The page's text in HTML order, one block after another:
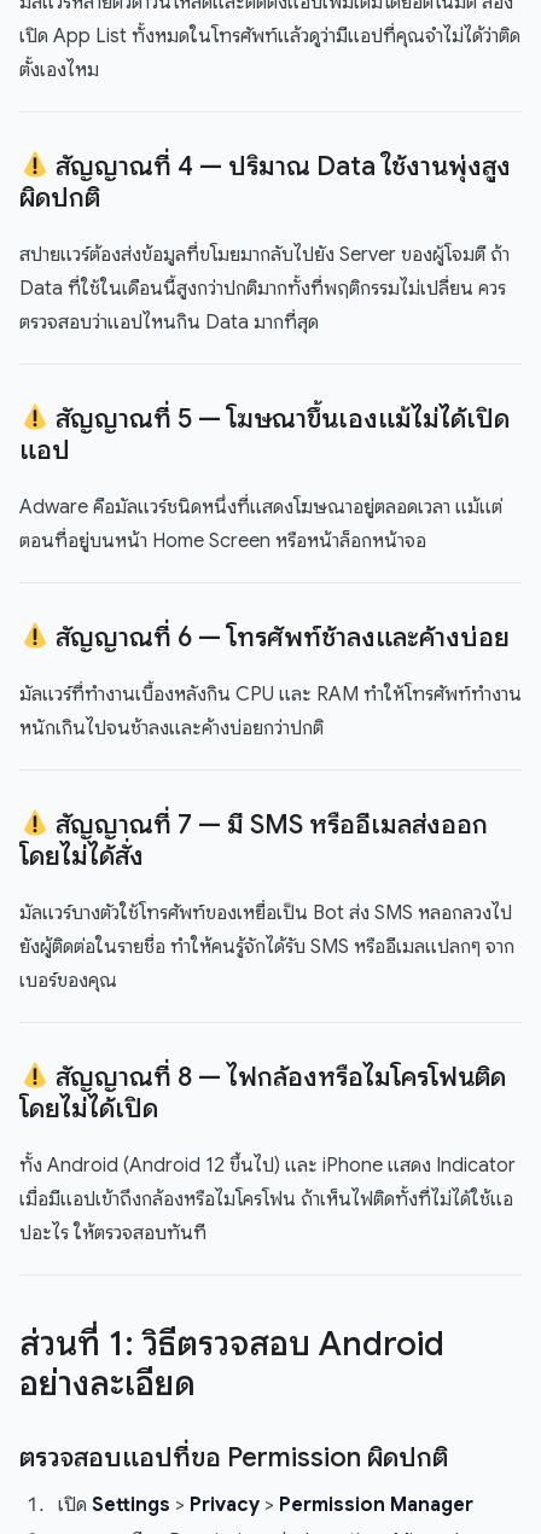
เปิด App List ทั้งหมดในโทรศัพท์แล้วดูว่ามีแอปที่คุณจำไม่ได้ว่าติด
ตั้งเองไหม
สัญญาณที่ 4 — ปริมาณ Data ใช้งานพุ่งสูง
ผิดปกติ
สปายแวร์ต้องส่งข้อมูลที่ขโมยมากลับไปยัง Server ของผู้โจมตี ถ้า
Data ที่ใช้ในเดือนนี้สูงกว่าปกติมากทั้งที่พฤติกรรมไม่เปลี่ยน ควร
ตรวจสอบว่าแอปไหนกิน Data มากที่สุด
สัญญาณที่ 5 — โฆษณาขึ้นเองแม้ไม่ได้เปิด
แอป
Adware คือมัลแวร์ชนิดหนึ่งที่แสดงโฆษณาอยู่ตลอดเวลา แม้แต่
ตอนที่อยู่บนหน้า Home Screen หรือหน้าล็อกหน้าจอ
สัญญาณที่ 6 — โทรศัพท์ช้าลงและค้างบ่อย
มัลแวร์ที่ทำงานเบื้องหลังกิน CPU และ RAM ทำให้โทรศัพท์ทำงาน
หนักเกินไปจนช้าลงและค้างบ่อยกว่าปกติ
สัญญาณที่ 7 — มี SMS หรืออีเมลส่งออก
โดยไม่ได้สั่ง
มัลแวร์บางตัวใช้โทรศัพท์ของเหยื่อเป็น Bot ส่ง SMS หลอกลวงไป
ยังผู้ติดต่อในรายชื่อ ทำให้คนรู้จักได้รับ SMS หรืออีเมลแปลกๆ จาก
เบอร์ของคุณ
สัญญาณที่ 8 — ไฟกล้องหรือไมโครโฟนติด
โดยไม่ได้เปิด
ทั้ง Android (Android 12 ขึ้นไป) และ iPhone แสดง Indicator
เมื่อมีแอปเข้าถึงกล้องหรือไมโครโฟน ถ้าเห็นไฟติดทั้งที่ไม่ได้ใช้แอ
ปอะไร ให้ตรวจสอบทันที
ส่วนที่ 1: วิธีตรวจสอบ Android
อย่างละเอียด
ตรวจสอบแอปที่ขอ Permission ผิดปกติ
เปิด Settings > Privacy > Permission Manager